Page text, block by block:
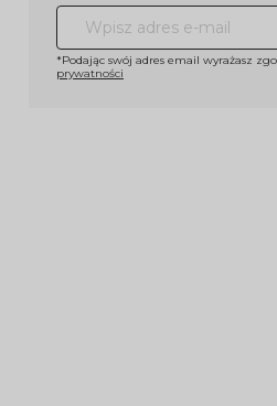
*Podając swój adres email wyrażasz
prywatności